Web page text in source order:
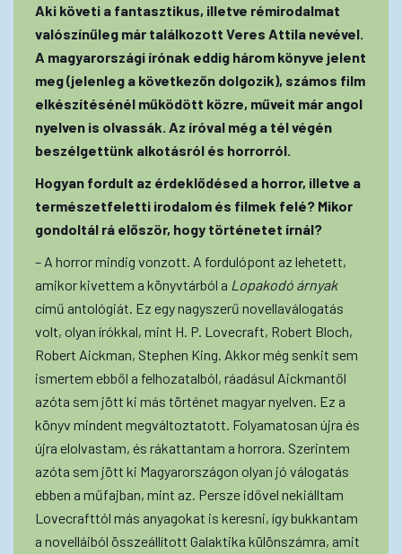
Aki követi a fantasztikus, illetve rémirodalmat
valószínűleg már találkozott Veres Attila nevével.
A magyarországi írónak eddig három könyve jelent
meg (jelenleg a következőn dolgozik), számos film
elkészítésénél működött közre, műveit már angol
nyelven is olvassák. Az íróval még a tél végén
beszélgettünk alkotásról és horrorról.
Hogyan fordult az érdeklődésed a horror, illetve a
természetfeletti irodalom és filmek felé? Mikor
gondoltál rá először, hogy történetet írnál?
– A horror mindig vonzott. A fordulópont az lehetett,
amikor kivettem a könyvtárból a Lopakodó árnyak
című antológiát. Ez egy nagyszerű novellaválogatás
volt, olyan írókkal, mint H. P. Lovecraft, Robert Bloch,
Robert Aickman, Stephen King. Akkor még senkit sem
ismertem ebből a felhozatalból, ráadásul Aickmantől
azóta sem jött ki más történet magyar nyelven. Ez a
könyv mindent megváltoztatott. Folyamatosan újra és
újra elolvastam, és rákattantam a horrora. Szerintem
azóta sem jött ki Magyarországon olyan jó válogatás
ebben a műfajban, mint az. Persze idővel nekiálltam
Lovecrafttól más anyagokat is keresni, így bukkantam
a novelláiból összeállított Galaktika különszámra, amit